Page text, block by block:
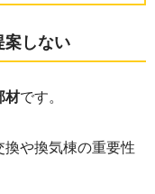
案しない
材です。
換や換気棟の重要性